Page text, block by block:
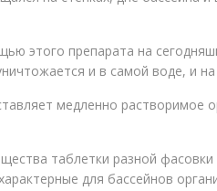
этого препарата на
и в самой воде, и на
медленно растворимое
таблетки разной
для бассейнов